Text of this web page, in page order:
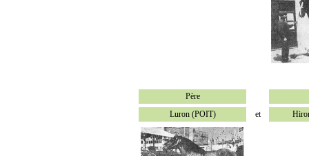
Père
Luron (POIT)
et